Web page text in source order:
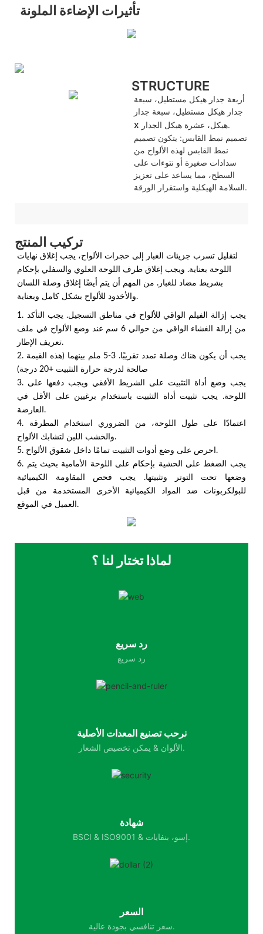
تأثيرات الإضاءة الملونة
STRUCTURE
أربعة جدار هيكل مستطيل، سبعة
x
هيكل، عشرة هيكل الجدار.
تصميم نمط القابس: يتكون تصميم
نمط القابس لهذه الألواح من
سدادات صغيرة أو نتوءات على
السطح، مما يساعد على تعزيز
السلامة الهيكلية واستقرار الورقة.
تركيب المنتج
لتقليل تسرب جزيئات الغبار إلى حجرات الألواح، يجب إغلاق نهايات
اللوحة بعناية. ويجب إغلاق طرف اللوحة العلوي والسفلي بإحكام
بشريط مضاد للغبار. من المهم أن يتم أيضًا إغلاق وصلة اللسان
والأخدود للألواح بشكل كامل وبعناية.
1. يجب إزالة الفيلم الواقي للألواح في مناطق التسجيل. يجب التأكد
من إزالة الغشاء الواقي من حوالي 6 سم عند وضع الألواح في ملف
تعريف الإطار.
2. يجب أن يكون هناك وصلة تمدد تقريبًا. 3-5 ملم بينهما (هذه القيمة
صالحة لدرجة حرارة التثبيت +20 درجة)
3. يجب وضع أداة التثبيت على الشريط الأفقي ويجب دفعها على
اللوحة. يجب تثبيت أداة التثبيت باستخدام برغيين على الأقل في
العارضة.
4. اعتمادًا على طول اللوحة، من الضروري استخدام المطرقة
والخشب اللين لتشابك الألواح.
5. احرص على وضع أدوات التثبيت تمامًا داخل شقوق الألواح.
6. يجب الضغط على الحشية بإحكام على اللوحة الأمامية بحيث يتم
وضعها تحت التوتر وتثبيتها. يجب فحص المقاومة الكيميائية
للبولكربونات ضد المواد الكيميائية الأخرى المستخدمة من قبل
العميل في الموقع.
لماذا تختار لنا ؟
رد سريع
رد سريع
نرحب تصنيع المعدات الأصلية
الألوان & يمكن تخصيص الشعار.
شهادة
BSCI & ISO9001 & إسو، بنفايات.
السعر
سعر تنافسي بجودة عالية.